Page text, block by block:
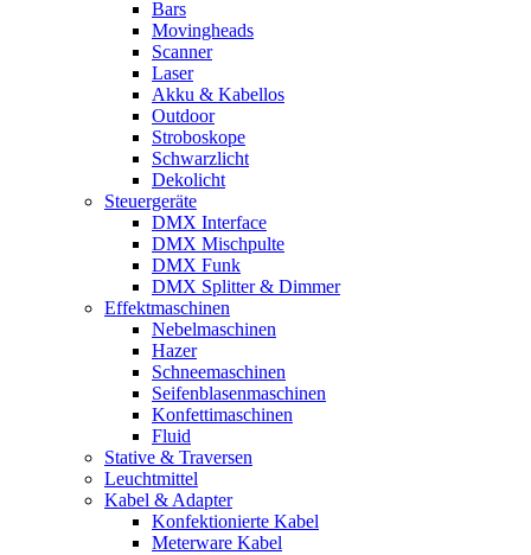
Bars
Movingheads
Scanner
Laser
Akku & Kabellos
Outdoor
Stroboskope
Schwarzlicht
Dekolicht
Steuergeräte
DMX Interface
DMX Mischpulte
DMX Funk
DMX Splitter & Dimmer
Effektmaschinen
Nebelmaschinen
Hazer
Schneemaschinen
Seifenblasenmaschinen
Konfettimaschinen
Fluid
Stative & Traversen
Leuchtmittel
Kabel & Adapter
Konfektionierte Kabel
Meterware Kabel